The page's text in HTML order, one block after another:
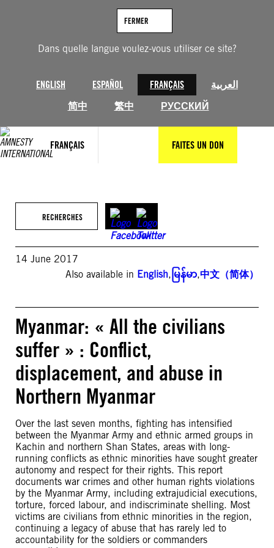
Dans quelle langue voulez-vous utiliser ce site?
ENGLISH ESPAÑOL FRANÇAIS
العربية
简中
繁中 РУССКИЙ
FERMER
FRANÇAIS FAITES UN DON
RECHERCHES
14 June 2017
Also available in English, မြန်မာ,中文（简体）
Myanmar: « All the civilians
suffer » : Conflict,
displacement, and abuse in
Northern Myanmar
Over the last seven months, fighting has intensified
between the Myanmar Army and ethnic armed groups in
Kachin and northern Shan States, areas with long-
running conflicts as ethnic minorities have sought greater
autonomy and respect for their rights. This report
documents war crimes and other human rights violations
by the Myanmar Army, including extrajudicial executions,
torture, forced labour, and indiscriminate shelling. Most
victims are civilians from ethnic minorities in the region,
continuing a legacy of abuse that has rarely led to
accountability for the soldiers or commanders